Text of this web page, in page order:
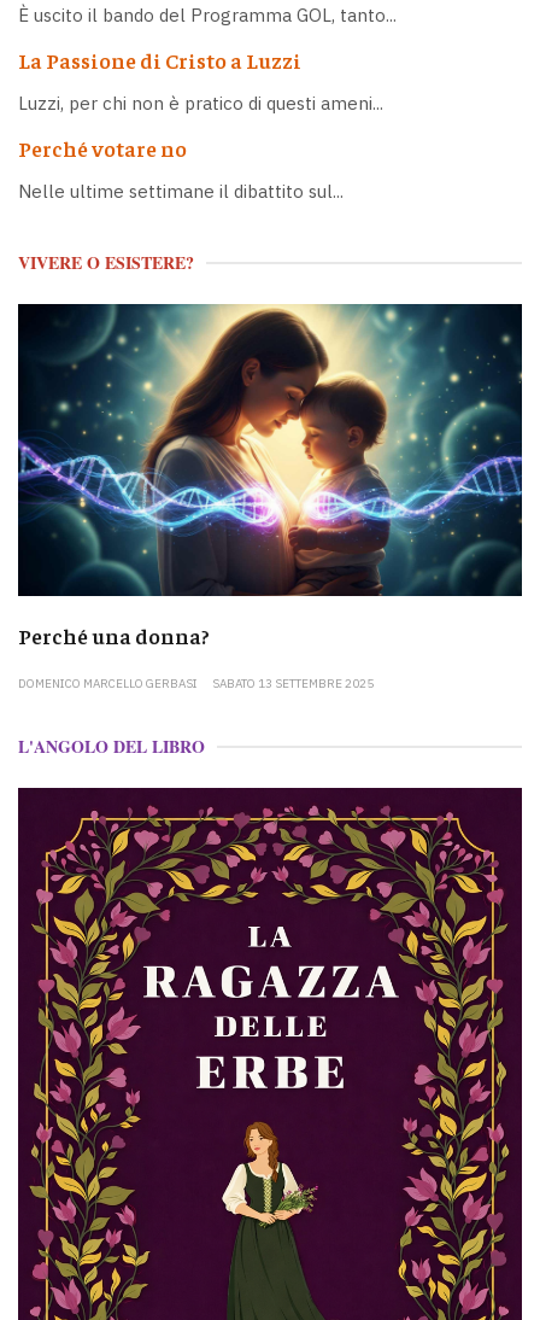
È uscito il bando del Programma GOL, tanto...
La Passione di Cristo a Luzzi
Luzzi, per chi non è pratico di questi ameni...
Perché votare no
Nelle ultime settimane il dibattito sul...
VIVERE O ESISTERE?
Perché una donna?
DOMENICO MARCELLO GERBASI SABATO 13 SETTEMBRE 2025
L'ANGOLO DEL LIBRO